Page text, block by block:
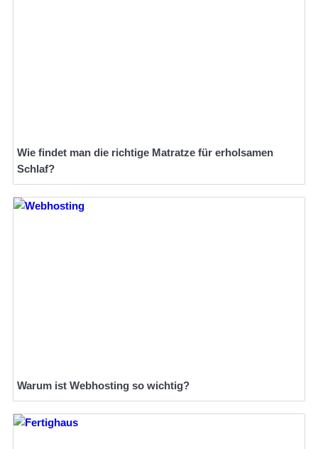
Wie findet man die richtige Matratze für erholsamen
Schlaf?
Warum ist Webhosting so wichtig?